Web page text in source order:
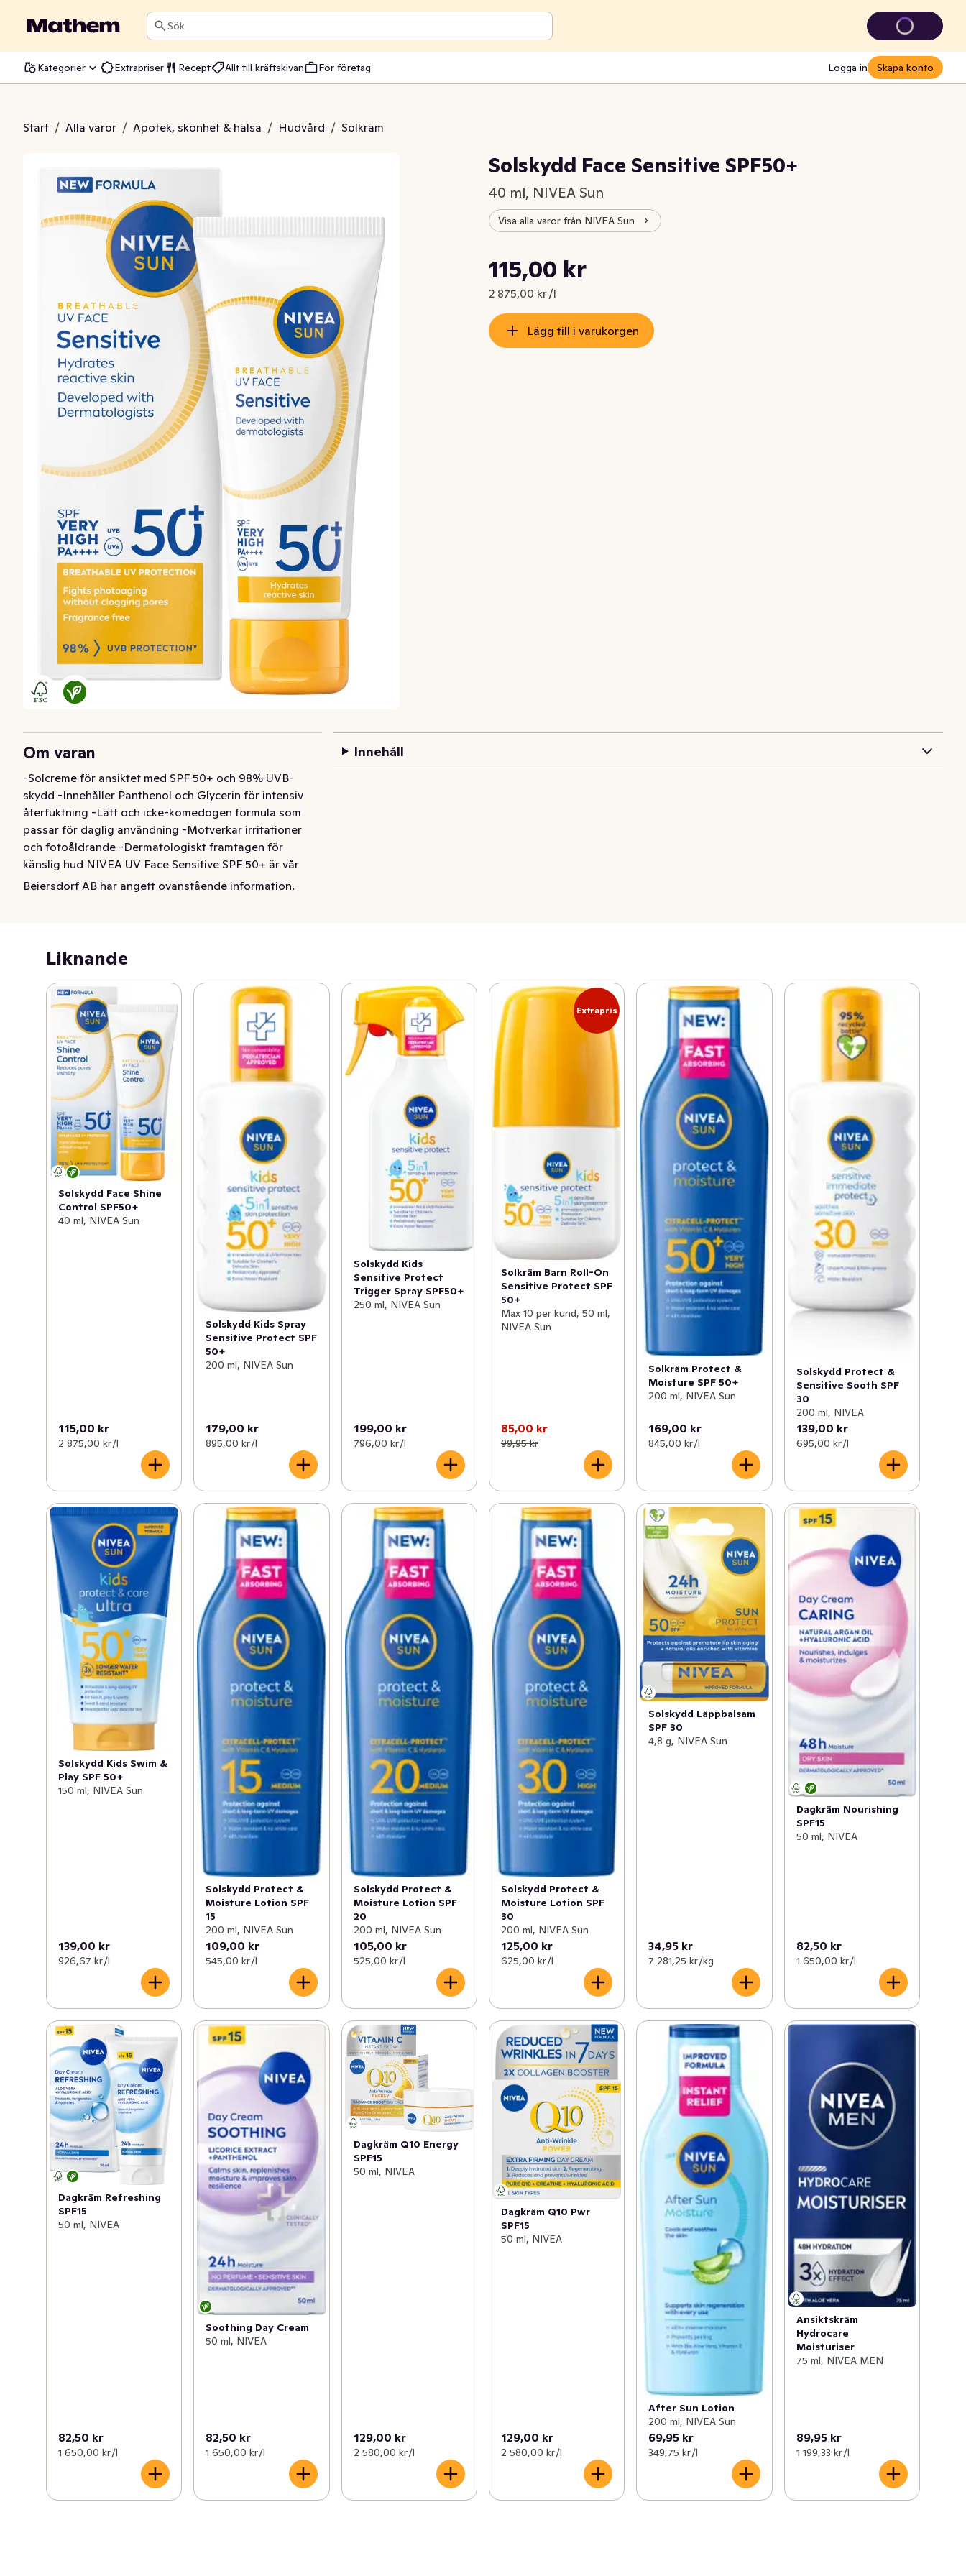
Sök
Kategorier Extrapriser Recept Allt till kräftskivan För företag Logga in Skapa konto
Start / Alla varor / Apotek, skönhet & hälsa / Hudvård / Solkräm
Sensitive SPF50+
Solskydd Face Sensitive SPF50+
40 ml, NIVEA Sun
Visa alla varor från NIVEA Sun
Nuvarande pris är: 115,00 kr
115,00 kr
2 875,00 kr /l
Styckpris: 2 875,00 kr /l
Lägg till i varukorgen
Om varan
-Solcreme för ansiktet med SPF 50+ och 98% UVB-
skydd -Innehåller Panthenol och Glycerin för intensiv
återfuktning -Lätt och icke-komedogen formula som
passar för daglig användning -Motverkar irritationer
och fotoåldrande -Dermatologiskt framtagen för
känslig hud NIVEA UV Face Sensitive SPF 50+ är vår
nästa generation av solskydd för ansiktet som levererar
som är utvecklad av dermatologer, återfuktar känslig
hud och bidrar till att förebygga solallergier och
irritationer. Tack vare ingredienser som Panthenol,
Glycerin och Licochalcone A kan den parfymfria
formulan ge extra skydd för känslig hud, med intensiv
återfuktning och lugnande egenskaper. Berikad med vår
mest kraftfulla naturliga antioxidant, hjälper den till att
motverka fria radikaler orsakade av UV-stress med upp
till 87% (in-vitro). Formulan är lätt, icke-fet och lämnar
ingen hinna på huden. Den är icke-komedogen och
oftalmologiskt godkänd vilket gör den lämplig för
daglig användning och för applicering i flera lager.
Beiersdorf AB har angett ovanstående information.
Innehåll
Liknande
Solskydd Face Shine
Control SPF50+
40 ml, NIVEA Sun
115,00 kr
2 875,00 kr /l
Solskydd Kids Spray
Sensitive Protect SPF
50+
200 ml, NIVEA Sun
179,00 kr
895,00 kr /l
Solskydd Kids
Sensitive Protect
Trigger Spray SPF50+
250 ml, NIVEA Sun
199,00 kr
796,00 kr /l
Extrapris
Solkräm Barn Roll-On
Sensitive Protect SPF
50+
Max 10 per kund, 50 ml,
NIVEA Sun
85,00 kr
99,95 kr
Solkräm Protect &
Moisture SPF 50+
200 ml, NIVEA Sun
169,00 kr
845,00 kr /l
Solskydd Protect &
Sensitive Sooth SPF
30
200 ml, NIVEA
139,00 kr
695,00 kr /l
Solskydd Kids Swim &
Play SPF 50+
150 ml, NIVEA Sun
139,00 kr
926,67 kr /l
Solskydd Protect &
Moisture Lotion SPF
15
200 ml, NIVEA Sun
109,00 kr
545,00 kr /l
Solskydd Protect &
Moisture Lotion SPF
20
200 ml, NIVEA Sun
105,00 kr
525,00 kr /l
Solskydd Protect &
Moisture Lotion SPF
30
200 ml, NIVEA Sun
125,00 kr
625,00 kr /l
Solskydd Läppbalsam
SPF 30
4,8 g, NIVEA Sun
34,95 kr
7 281,25 kr /kg
Dagkräm Nourishing
SPF15
50 ml, NIVEA
82,50 kr
1 650,00 kr /l
Dagkräm Refreshing
SPF15
50 ml, NIVEA
82,50 kr
1 650,00 kr /l
Soothing Day Cream
50 ml, NIVEA
82,50 kr
1 650,00 kr /l
Dagkräm Q10 Energy
SPF15
50 ml, NIVEA
129,00 kr
2 580,00 kr /l
Dagkräm Q10 Pwr
SPF15
50 ml, NIVEA
129,00 kr
2 580,00 kr /l
After Sun Lotion
200 ml, NIVEA Sun
69,95 kr
349,75 kr /l
Ansiktskräm
Hydrocare
Moisturiser
75 ml, NIVEA MEN
89,95 kr
1 199,33 kr /l